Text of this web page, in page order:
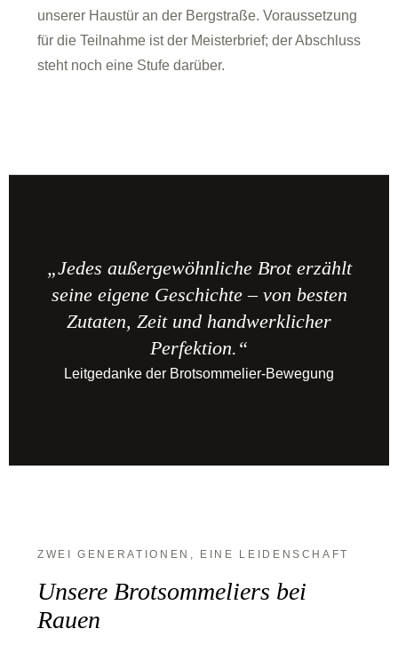
unserer Haustür an der Bergstraße. Voraussetzung
für die Teilnahme ist der Meisterbrief; der Abschluss
steht noch eine Stufe darüber.
„Jedes außergewöhnliche Brot erzählt
seine eigene Geschichte – von besten
Zutaten, Zeit und handwerklicher
Perfektion.“
Leitgedanke der Brotsommelier-Bewegung
ZWEI GENERATIONEN, EINE LEIDENSCHAFT
Unsere Brotsommeliers bei
Rauen